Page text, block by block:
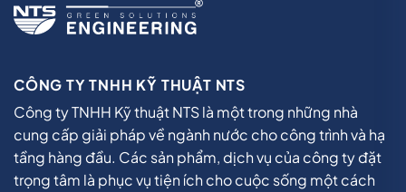
CÔNG TY TNHH KỸ THUẬT NTS
Công ty TNHH Kỹ thuật NTS là một trong những nhà
cung cấp giải pháp về ngành nước cho công trình và hạ
tầng hàng đầu. Các sản phẩm, dịch vụ của công ty đặt
trọng tâm là phục vụ tiện ích cho cuộc sống một cách